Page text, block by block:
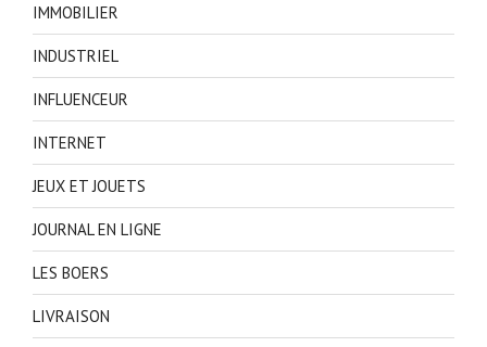
IMMOBILIER
INDUSTRIEL
INFLUENCEUR
INTERNET
JEUX ET JOUETS
JOURNAL EN LIGNE
LES BOERS
LIVRAISON